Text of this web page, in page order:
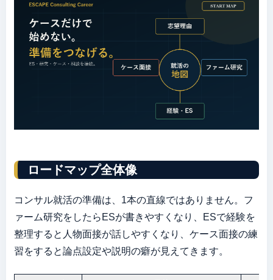
ロードマップ全体像
コンサル就活の準備は、1本の直線ではありません。フ
ァーム研究をしたらESが書きやすくなり、ESで経験を
整理すると人物面接が話しやすくなり、ケース面接の練
習をすると論点設定や説明の癖が見えてきます。